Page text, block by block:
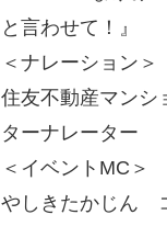
と言わせて！』
＜ナレーション＞
住友不動産マン
ターナレーター
＜イベントMC＞
やしきたかじん